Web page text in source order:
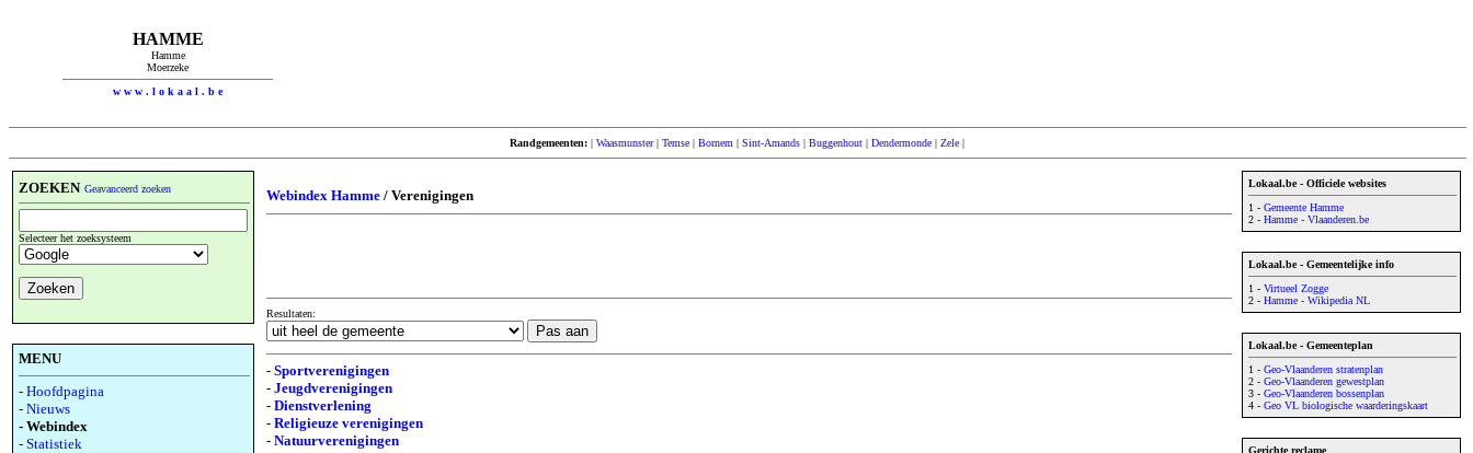
HAMME
Hamme
Moerzeke
w w w . l o k a a l . b e
Randgemeenten:| Waasmunster| Temse| Bornem | Sint-Amands| Buggenhout| Dendermonde| Zele|
ZOEKEN Geavanceerd zoeken
Selecteer het zoeksysteem
MENU
- Hoofdpagina
- Nieuws
- Webindex
- Statistiek
Webindex Hamme / Verenigingen
Resultaten:
- Sportverenigingen
- Jeugdverenigingen
- Dienstverlening
- Religieuze verenigingen
- Natuurverenigingen
Lokaal.be - Officiele websites
1 - Gemeente Hamme
2 - Hamme - Vlaanderen.be
Lokaal.be - Gemeentelijke info
1 - Virtueel Zogge
2 - Hamme - Wikipedia NL
Lokaal.be - Gemeenteplan
1 - Geo-Vlaanderen stratenplan
2 - Geo-Vlaanderen gewestplan
3 - Geo-Vlaanderen bossenplan
4 - Geo VL biologische waarderingskaart
Gerichte reclame